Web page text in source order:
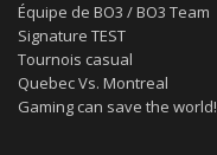
Équipe de BO3 / BO3 Team
Signature TEST
Tournois casual
Quebec Vs. Montreal
Gaming can save the world!